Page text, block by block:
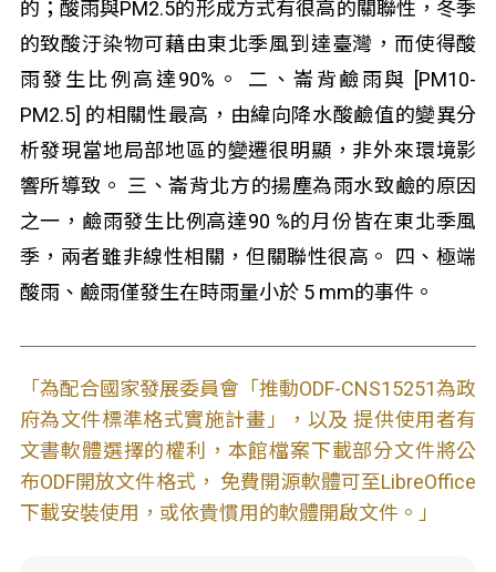
的；酸雨與PM2.5的形成方式有很高的關聯性，冬季
的致酸汙染物可藉由東北季風到達臺灣，而使得酸
雨發生比例高達90%。 二、崙背鹼雨與 [PM10-
PM2.5] 的相關性最高，由緯向降水酸鹼值的變異分
析發現當地局部地區的變遷很明顯，非外來環境影
響所導致。 三、崙背北方的揚塵為雨水致鹼的原因
之一，鹼雨發生比例高達90 %的月份皆在東北季風
季，兩者雖非線性相關，但關聯性很高。 四、極端
酸雨、鹼雨僅發生在時雨量小於 5 mm的事件。
「為配合國家發展委員會「推動ODF-CNS15251為政
府為文件標準格式實施計畫」，以及 提供使用者有
文書軟體選擇的權利，本館檔案下載部分文件將公
布ODF開放文件格式， 免費開源軟體可至LibreOffice
下載安裝使用，或依貴慣用的軟體開啟文件。」